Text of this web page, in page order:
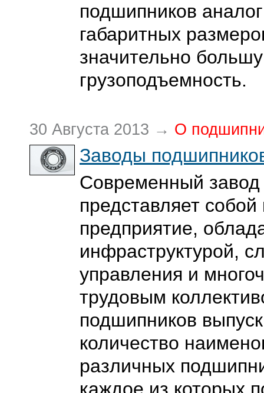
подшипников
габаритных
значительно
грузоподъемность.
30 Августа 2013 → О
Заводы
Современный
представляет собой
предприятие,
инфраструктурой,
управления и
трудовым
подшипников
количество
различных